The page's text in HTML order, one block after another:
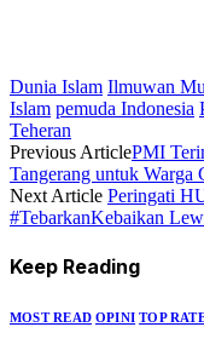
Dunia Islam Ilmuwan
Islam pemuda Indonesia
Teheran
Previous ArticlePMI
Tangerang untuk Warga
Next Article Peringati
#TebarkanKebaikan
Keep Reading
MOST READ OPINI TOP